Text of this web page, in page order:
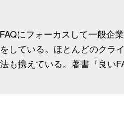
にフォーカスして一般企
している。ほとんどのクラ
も携えている。著書『良い